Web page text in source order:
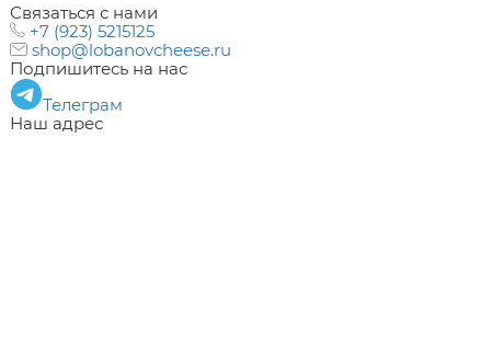
Связаться с нами
+7 (923) 5215125
shop@lobanovcheese.ru
Подпишитесь на нас
Телеграм
Наш адрес